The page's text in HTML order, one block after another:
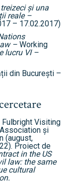
și una
reale –
– 17.02.2017)
– Working
lucru VI –
din București –
Fulbright Visiting
și
(august,
Proiect de
in the US
law: the same
cultural